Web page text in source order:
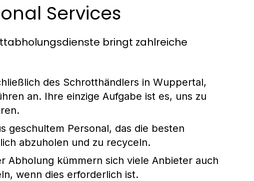
Services
bringt zahlreiche
des Schrotthändlers in Wuppertal,
an. Ihre einzige Aufgabe ist es, uns zu
geschultem Personal, das die besten
abzuholen und zu recyceln.
Abholung kümmern sich viele Anbieter auch
wenn dies erforderlich ist.